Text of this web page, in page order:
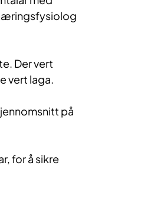
Der vert
vert laga.
på
for å sikre